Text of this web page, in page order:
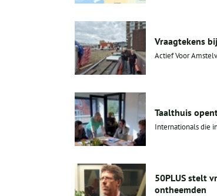
Vraagtekens
Actief Voor
Taalthuis
Internationals die
50PLUS stelt
ontheemden